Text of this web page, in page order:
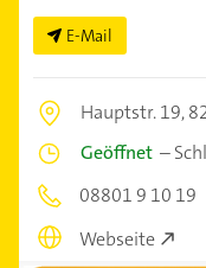
E-Mail
Hauptstr. 19,
Geöffnet –
08801 9 10 19
Webseite